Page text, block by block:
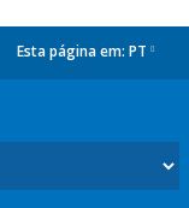
Esta página em: PT